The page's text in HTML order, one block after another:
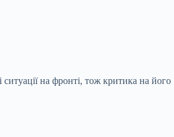
на фронті, тож критика на його